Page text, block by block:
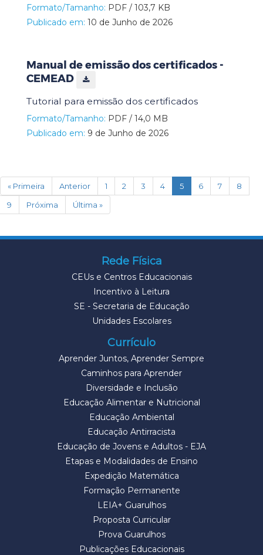
Formato/Tamanho: PDF / 103,7 KB
Publicado em: 10 de Junho de 2026
Manual de emissão dos certificados -
CEMEAD
Tutorial para emissão dos certificados
Formato/Tamanho: PDF / 14,0 MB
Publicado em: 9 de Junho de 2026
« Primeira Anterior 1 2 3 4 5(current)
6 7
8
9
Próxima Última »
Rede Física
CEUs e Centros Educacionais
Incentivo à Leitura
SE - Secretaria de Educação
Unidades Escolares
Currículo
Aprender Juntos, Aprender Sempre
Caminhos para Aprender
Diversidade e Inclusão
Educação Alimentar e Nutricional
Educação Ambiental
Educação Antirracista
Educação de Jovens e Adultos - EJA
Etapas e Modalidades de Ensino
Expedição Matemática
Formação Permanente
LEIA+ Guarulhos
Proposta Curricular
Prova Guarulhos
Publicações Educacionais